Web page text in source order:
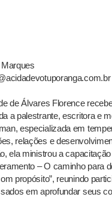
de Álvares Florence
a palestrante, escritora e
especializada em
relações e
ela ministrou a
– O caminho para
propósito”, reunindo
em aprofundar seus